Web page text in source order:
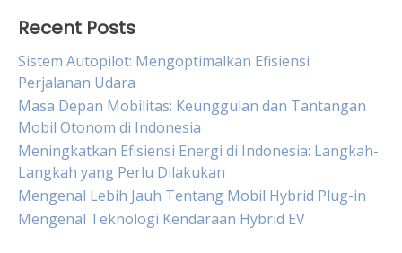
Recent Posts
Sistem Autopilot: Mengoptimalkan Efisiensi
Perjalanan Udara
Masa Depan Mobilitas: Keunggulan dan Tantangan
Mobil Otonom di Indonesia
Meningkatkan Efisiensi Energi di Indonesia: Langkah-
Langkah yang Perlu Dilakukan
Mengenal Lebih Jauh Tentang Mobil Hybrid Plug-in
Mengenal Teknologi Kendaraan Hybrid EV